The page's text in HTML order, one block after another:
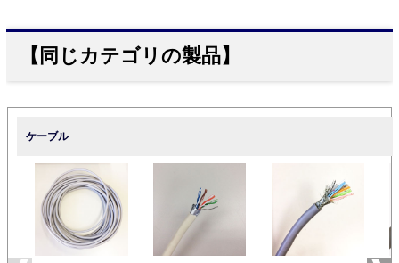
【同じカテゴリの製品】
ケーブル